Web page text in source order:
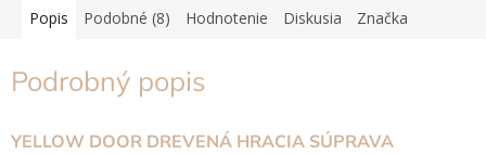
Popis Podobné (8) Hodnotenie Diskusia Značka
Podrobný popis
YELLOW DOOR DREVENÁ HRACIA SÚPRAVA